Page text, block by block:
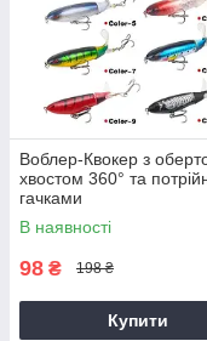
Воблер-Квокер з
хвостом 360° та
гачками
В наявності
98 ₴ 198 ₴
Купити